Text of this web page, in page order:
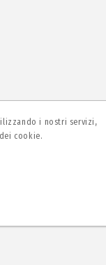
i nostri servizi,
cookie.